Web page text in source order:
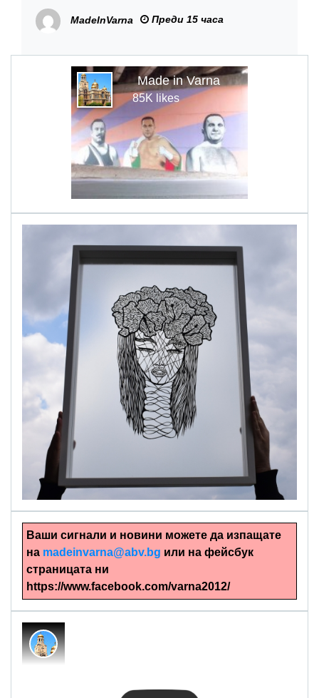
спортове на Военноморските сили
MadeInVarna Преди 15 часа
Made in Varna
85K likes
Ръчно изрязани картини
Ваши сигнали и новини можете да изпащате
на madeinvarna@abv.bg или на фейсбук
страницата ни
https://www.facebook.com/varna2012/